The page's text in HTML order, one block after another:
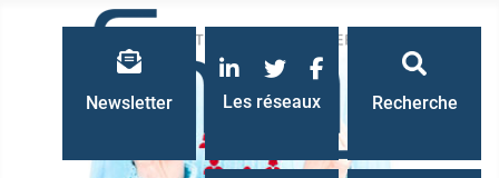
Recherche
Les réseaux
LinkedInTwitterFacebook
Newsletter